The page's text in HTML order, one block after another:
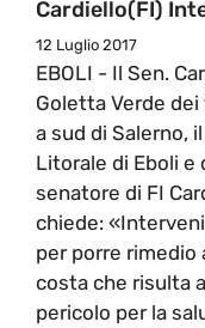
Cardiello(FI)
12 Luglio 2017
EBOLI - Il Sen.
Goletta Verde
a sud di Salerno,
Litorale di Eboli e
senatore di FI
chiede:
per porre rimedio
costa che risulta
pericolo per la